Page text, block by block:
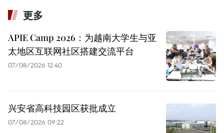
更多
APIE Camp 2026：为越南大学生与亚
太地区互联网社区搭建交流平台
07/08/2026 12:40
兴安省高科技园区获批成立
07/08/2026 09:22